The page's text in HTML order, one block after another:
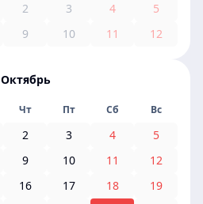
2 3 4
5
9 10 11 12
Октябрь
Чт Пт Сб Вс
2 3 4
5
9 10 11
12
16 17 18
19